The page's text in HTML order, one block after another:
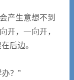
产生意想不到
开，一向开，
后边。
？”